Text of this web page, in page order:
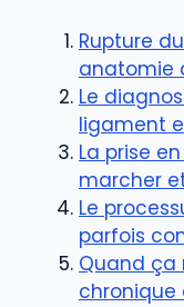
Rupture
anatomie
Le
ligament
La prise
marcher
Le
parfois
Quand ça
chronique